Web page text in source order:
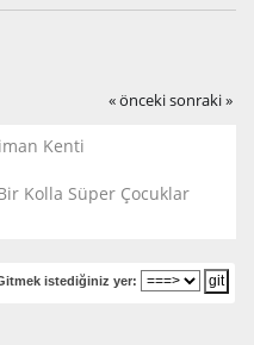
« önceki sonraki »
Kenti
Kolla Süper Çocuklar
istediğiniz yer: